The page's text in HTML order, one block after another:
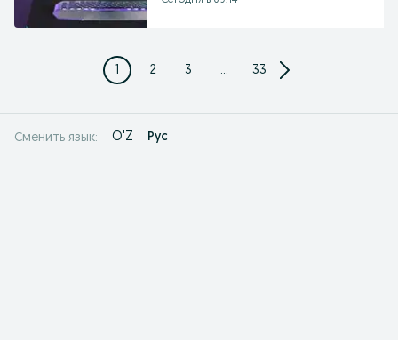
1 2 3 ... 33
Сменить язык: O'Z Рус